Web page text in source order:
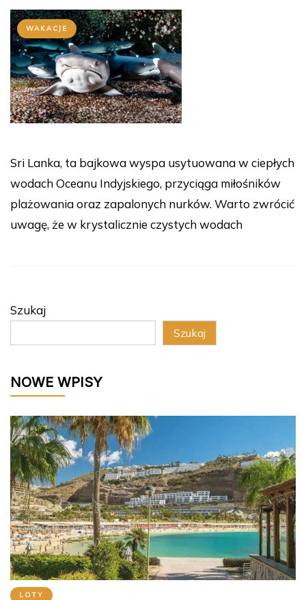
WAKACJE
Sri Lanka, ta bajkowa wyspa usytuowana w ciepłych
wodach Oceanu Indyjskiego, przyciąga miłośników
plażowania oraz zapalonych nurków. Warto zwrócić
uwagę, że w krystalicznie czystych wodach
Szukaj
Szukaj
NOWE WPISY
LOTY